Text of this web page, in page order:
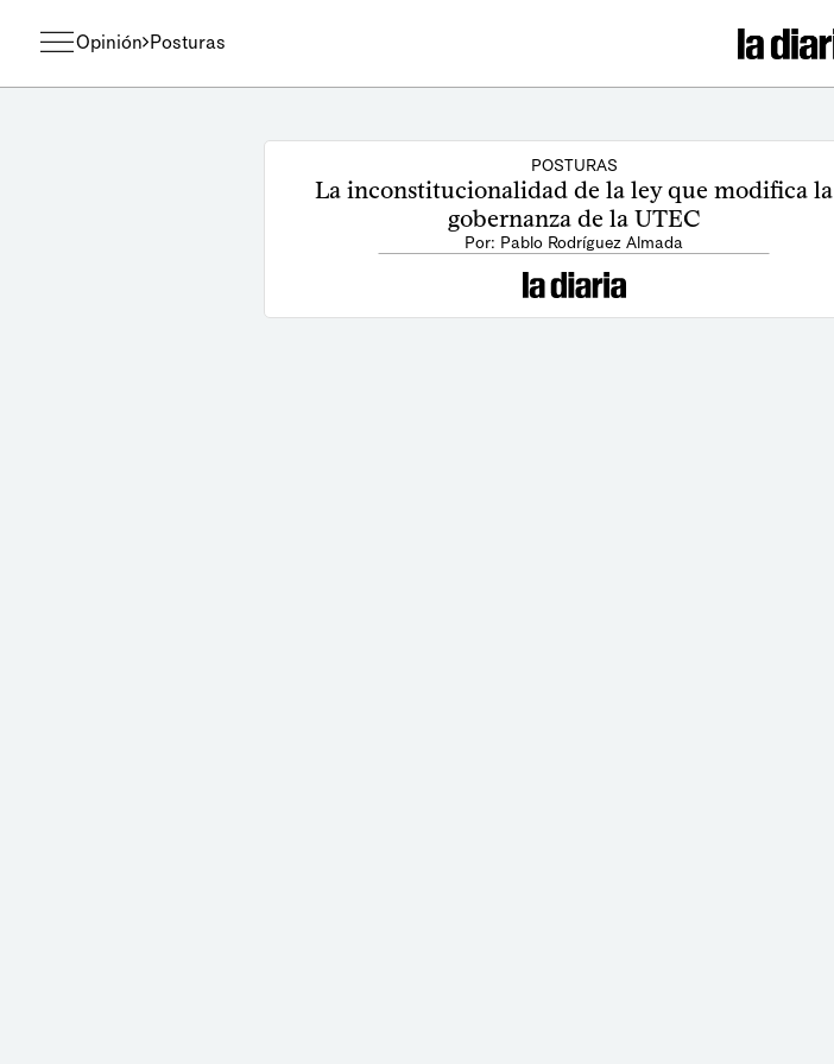
Opinión Posturas
POSTURAS
La inconstitucionalidad de la ley que modifica la
gobernanza de la UTEC
Por: Pablo Rodríguez Almada